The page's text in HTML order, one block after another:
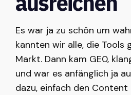
Es war ja zu schön um
kannten wir alle, die Tools
Markt. Dann kam GE0,
und war es anfänglich ja
dazu, einfach den Content